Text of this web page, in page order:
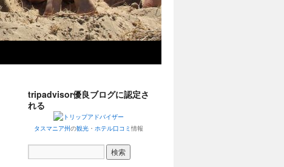
tripadvisor優良ブログに認定さ
れる
タスマニア州の観光 ・ ホテル口コミ 情報